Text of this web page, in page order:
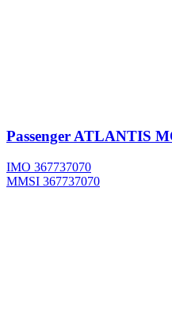
PassengerATLANTIS
IMO 367737070
MMSI 367737070